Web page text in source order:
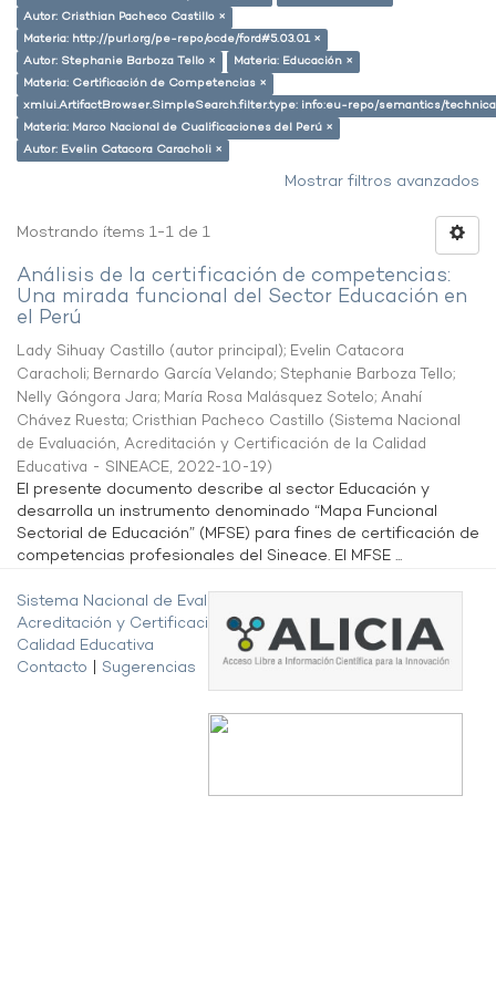
Autor: Cristhian Pacheco Castillo ×
Materia: http://purl.org/pe-repo/ocde/ford#5.03.01 ×
Autor: Stephanie Barboza Tello ×
Materia: Educación ×
Materia: Certificación de Competencias ×
xmlui.ArtifactBrowser.SimpleSearch.filter.type: info:eu-repo/semantics/
Materia: Marco Nacional de Cualificaciones del Perú ×
Autor: Evelin Catacora Caracholi ×
Mostrar filtros avanzados
Mostrando ítems 1-1 de 1
Análisis de la certificación de competencias:
Una mirada funcional del Sector Educación en
el Perú
Lady Sihuay Castillo (autor principal); Evelin Catacora
Caracholi; Bernardo García Velando; Stephanie Barboza Tello;
Nelly Góngora Jara; María Rosa Malásquez Sotelo; Anahí
Chávez Ruesta; Cristhian Pacheco Castillo (Sistema Nacional
de Evaluación, Acreditación y Certificación de la Calidad
Educativa - SINEACE, 2022-10-19)
El presente documento describe al sector Educación y
desarrolla un instrumento denominado “Mapa Funcional
Sectorial de Educación” (MFSE) para fines de certificación de
competencias profesionales del Sineace. El MFSE ...
Sistema Nacional de Evaluación,
Acreditación y Certificación de la
Calidad Educativa
Contacto
Sugerencias